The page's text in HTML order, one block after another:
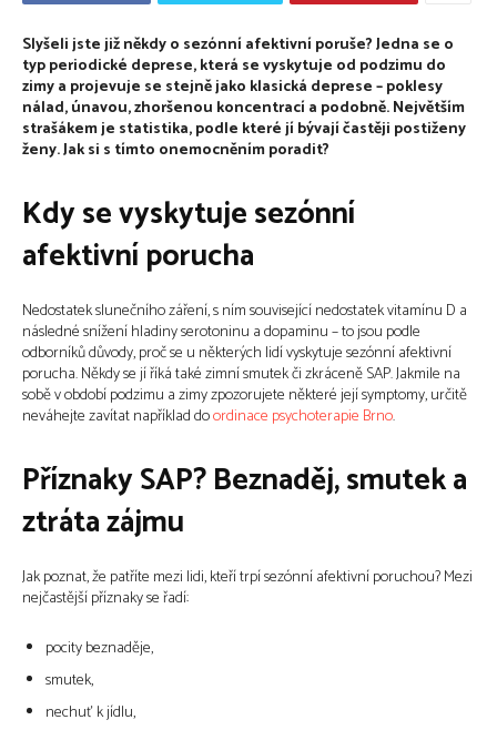
Slyšeli jste již někdy o sezónní afektivní poruše? Jedna se o
typ periodické deprese, která se vyskytuje od podzimu do
zimy a projevuje se stejně jako klasická deprese – poklesy
nálad, únavou, zhoršenou koncentrací a podobně. Největším
strašákem je statistika, podle které jí bývají častěji postiženy
ženy. Jak si s tímto onemocněním poradit?
Kdy se vyskytuje sezónní
afektivní porucha
Nedostatek slunečního záření, s ním související nedostatek vitamínu D a
následné snížení hladiny serotoninu a dopaminu – to jsou podle
odborníků důvody, proč se u některých lidí vyskytuje sezónní afektivní
porucha. Někdy se jí říká také zimní smutek či zkráceně SAP. Jakmile na
sobě v období podzimu a zimy zpozorujete některé její symptomy, určitě
neváhejte zavítat například doordinace psychoterapie Brno.
Příznaky SAP? Beznaděj, smutek a
ztráta zájmu
Jak poznat, že patříte mezi lidi, kteří trpí sezónní afektivní poruchou? Mezi
nejčastější příznaky se řadí:
pocity beznaděje,
smutek,
nechuť k jídlu,